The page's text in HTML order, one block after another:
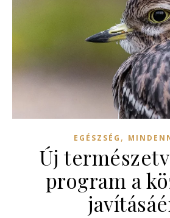
EGÉSZSÉG ,
Új
program a